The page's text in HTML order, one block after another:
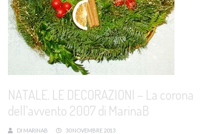
NATALE. LE DECORAZIONI – La corona
dell’avvento 2007 di MarinaB
DI MARINAB
30 NOVEMBRE 2013